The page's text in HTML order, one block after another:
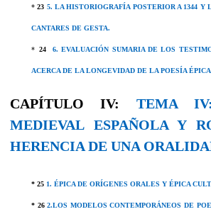
* 23 5. LA HISTORIOGRAFÍA POSTERIOR A 1344 Y
CANTARES DE GESTA.
* 246. EVALUACIÓN SUMARIA DE LOS
ACERCA DE LA LONGEVIDAD DE LA POESÍA ÉPICA
CAPÍTULO IV: TEMA IV:
MEDIEVAL ESPAÑOLA Y
HERENCIA DE UNA
* 25 1. ÉPICADE ORÍGENES ORALES Y ÉPICA
* 262.LOS MODELOS CONTEMPORÁNEOS DE